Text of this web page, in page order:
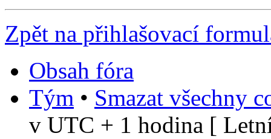
Zpět na přihlašovací
Obsah fóra
Tým • Smazat všechny
v UTC + 1 hodina [